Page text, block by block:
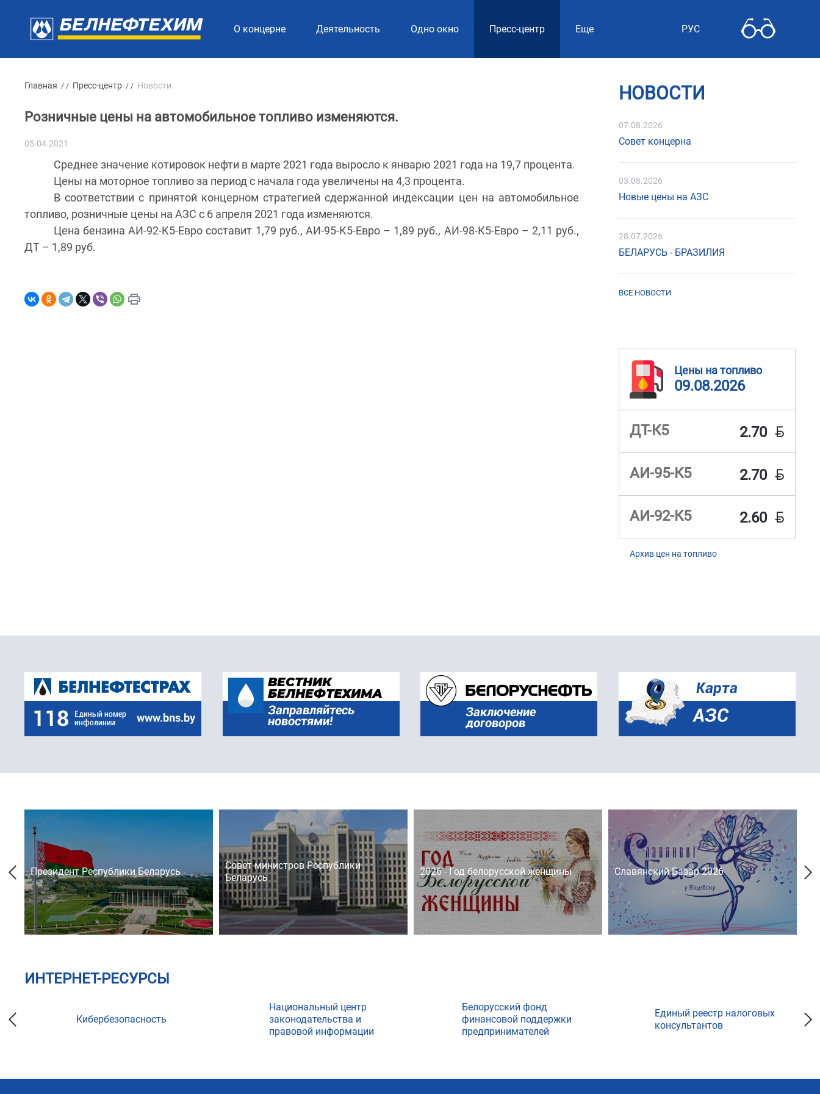
О концерне Деятельность Одно окно Пресс-центр Еще РУС
Главная / / Пресс-центр / / Новости
Розничные цены на автомобильное топливо изменяются.
05.04.2021
Среднее значение котировок нефти в марте 2021 года выросло к январю 2021 года на 19,7 процента.
Цены на моторное топливо за период с начала года увеличены на 4,3 процента.
В соответствии с принятой концерном стратегией сдержанной индексации цен на автомобильное
топливо, розничные цены на АЗС с 6 апреля 2021 года изменяются.
Цена бензина АИ-92-К5-Евро составит 1,79 руб., АИ-95-К5-Евро – 1,89 руб., АИ-98-К5-Евро – 2,11 руб.,
ДТ – 1,89 руб.
НОВОСТИ
07.08.2026
Совет концерна
03.08.2026
Новые цены на АЗС
28.07.2026
БЕЛАРУСЬ - БРАЗИЛИЯ
ВСЕ НОВОСТИ
Цены на топливо
09.08.2026
ДТ-К5 2.70 BYN
АИ-95-К5 2.70 BYN
АИ-92-К5 2.60 BYN
Архив цен на топливо
Президент Республики Беларусь
Совет министров Республики
Беларусь
2026 - Год белорусской женщины Славянский Базар 2026
ИНТЕРНЕТ-РЕСУРСЫ
Кибербезопасность
Национальный центр
законодательства и
правовой информации
Белорусский фонд
финансовой поддержки
предпринимателей
Единый реестр налоговых
консультантов